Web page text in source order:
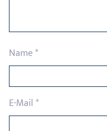
Name*
E-Mail*